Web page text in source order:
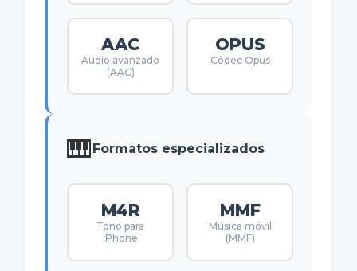
AAC
Audio avanzado
(AAC)
OPUS
Códec Opus
🎹 Formatos especializados
M4R
Tono para
iPhone
MMF
Música móvil
(MMF)